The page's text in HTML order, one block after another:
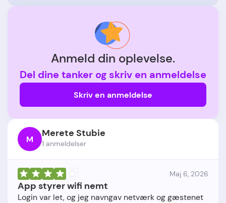
Anmeld din oplevelse.
Del dine tanker og skriv en anmeldelse
Skriv en anmeldelse
M Merete Stubie
1 anmeldelser
Maj 6, 2026
App styrer wifi nemt
Login var let, og jeg navngav netværk og gæstenet